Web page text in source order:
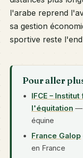
l'arabe reprend
sa gestion
sportive reste
Pour aller
IFCE –
l'équitation —
équine
France Galop
en France